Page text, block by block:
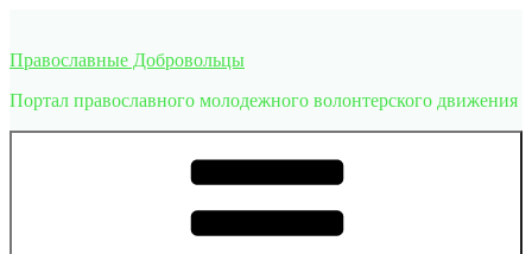
содержимому
Православные Добровольцы
Портал православного молодежного волонтерского движения